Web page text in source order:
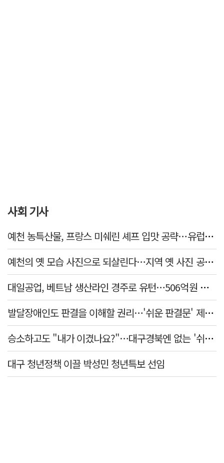
사회 기사
예천 농특산물, 프랑스 미쉐린 셰프 입맛 공략…유럽시장 진출 모색
예천의 옛 모습 사진으로 되살린다…지역 옛 사진 공모전 45점 선정
대일공업, 베트남 생산라인 경주로 유턴…506억원 투자
발달장애인도 판결을 이해할 권리…'쉬운 판결문' 제도화 과제
승소하고도 "내가 이겼나요?"…대구경북엔 없는 '쉬운 판결문'
대구 청년정책 이끌 박성민 청년특보 선임